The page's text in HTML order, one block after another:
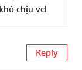
chịu vcl
Reply